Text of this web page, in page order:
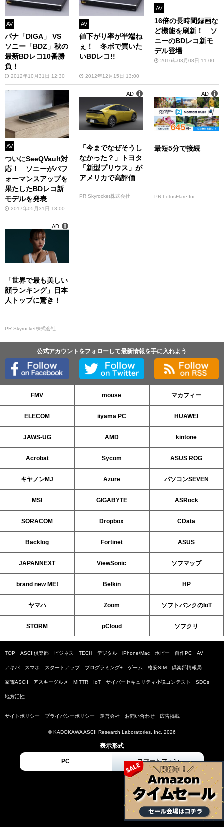
AV
パナ「DIGA」 VS
ソニー「BDZ」秋の
最新BDレコ10番勝
負！
2012年10月31日 12:30
AV
値下がり率が半端ね
ぇ！ 冬ボで買いた
いBDレコ!!
2012年12月15日 13:00
AV
16倍の長時間録画な
ど機能を刷新！ ソ
ニーのBDレコ新モ
デル登場
2016年03月08日 11:00
AV
ついにSeeQVault対
応！ ソニーがパフ
ォーマンスアップを
果たしたBDレコ新
モデルを発表
2017年05月31日 13:00
「今までなぜそうし
なかった？」トヨタ
「新型プリウス」が
アメリカで高評価
PR Skyrocket株式会社
AD
最短5分で接続
PR LotusFlare Inc
AD
「世界で最も美しい
顔ランキング」日本
人トップに驚き！
PR Skyrocket株式会社
AD
公式アカウントをフォローして最新情報を手に入れよう
FMV mouse マカフィー
ELECOM iiyama PC HUAWEI
JAWS-UG AMD kintone
Acrobat Sycom ASUS ROG
キヤノンMJ Azure パソコンSEVEN
MSI GIGABYTE ASRock
SORACOM Dropbox CData
Backlog Fortinet ASUS
JAPANNEXT ViewSonic ソフマップ
brand new ME! Belkin HP
ヤマハ Zoom ソフトバンクのIoT
STORM pCloud ソフクリ
TOP ASCII倶楽部 ビジネス TECH デジタル iPhone/Mac ホビー 自作PC AV
アキバ スマホ スタートアップ プログラミング+ ゲーム 格安SIM 倶楽部情報局
家電ASCII アスキーグルメ MITTR IoT サイバーセキュリティ小説コンテスト SDGs
地方活性
サイトポリシー プライバシーポリシー 運営会社 お問い合わせ 広告掲載
© KADOKAWA ASCII Research Laboratories, Inc. 2026
表示形式
PC スマートフォン